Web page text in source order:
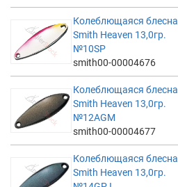
Колеблющаяся блесна
Smith Heaven 13,0гр.
№10SP
smith00-00004676
Колеблющаяся блесна
Smith Heaven 13,0гр.
№12AGM
smith00-00004677
Колеблющаяся блесна
Smith Heaven 13,0гр.